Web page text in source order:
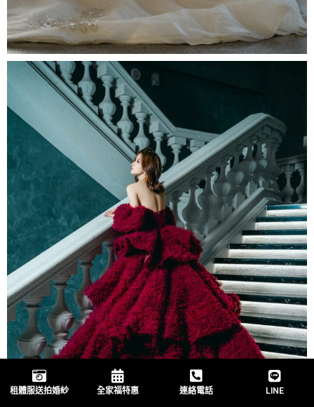
租體服送拍婚紗 全家福特惠 連絡電話 LINE